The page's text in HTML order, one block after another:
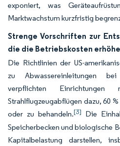
exponiert, was
Marktwachstum kurzfristig
Strenge Vorschriften zur
die die Betriebskosten
Die Richtlinien der US-
zu Abwassereinleitungen
verpflichten
Strahlflugzeugabflügen dazu, 60
oder zu behandeln.[3] Die
Speicherbecken und biologische
Kapitalbelastung darstellen,